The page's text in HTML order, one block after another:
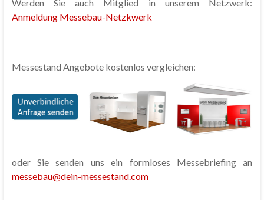
Werden Sie auch Mitglied in unserem Netzwerk:
Anmeldung Messebau-Netzkwerk
Messestand Angebote kostenlos vergleichen:
oder Sie senden uns ein formloses Messebriefing an
messebau@dein-messestand.com